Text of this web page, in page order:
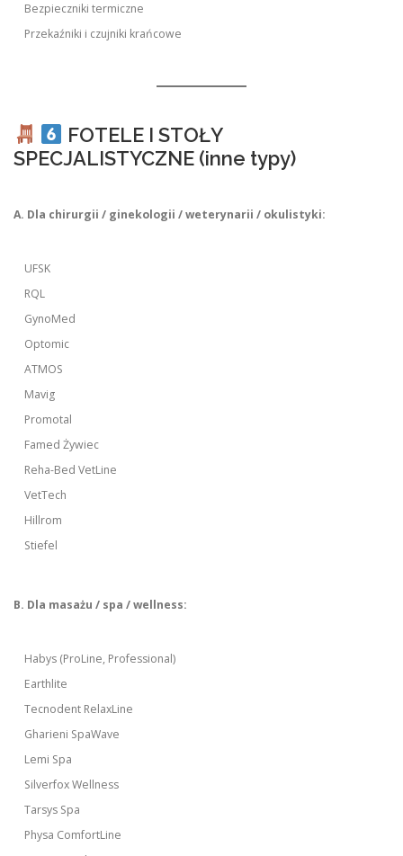
Bezpieczniki termiczne
Przekaźniki i czujniki krańcowe
FOTELE I STOŁY
SPECJALISTYCZNE (inne typy)
A. Dla chirurgii / ginekologii / weterynarii / okulistyki:
UFSK
RQL
GynoMed
Optomic
ATMOS
Mavig
Promotal
Famed Żywiec
Reha-Bed VetLine
VetTech
Hillrom
Stiefel
B. Dla masażu / spa / wellness:
Habys (ProLine, Professional)
Earthlite
Tecnodent RelaxLine
Gharieni SpaWave
Lemi Spa
Silverfox Wellness
Tarsys Spa
Physa ComfortLine